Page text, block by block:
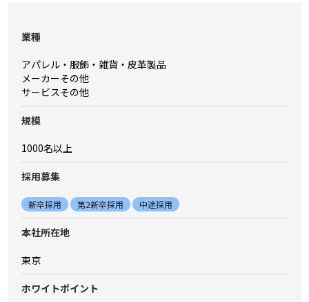
業種
アパレル・服飾・雑貨・皮革製品
メーカーその他
サービスその他
規模
1000名以上
採⽤募集
新卒採用 第2新卒採用 中途採用
本社所在地
東京
ホワイトポイント